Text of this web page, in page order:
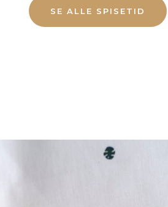
SE ALLE SPISETID